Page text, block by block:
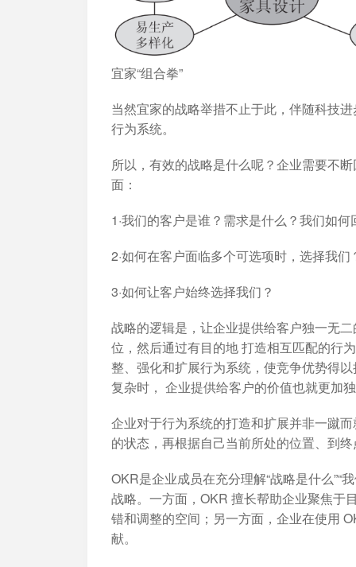
宜家“组合拳”
当然宜家的战略举措不止于此，伴随科技
行为系统。
所以， 有效的战略是什么呢？企业需要不
面：
1·我们的客户是谁？需求是什么？我们如
2·如何在客户面临多个可选项时，选择我们
3·如何让客户始终选择我们？
战略的逻辑是 ，让企业提供给客户独一无
位，然后通过有目的地 打造相互匹配的行
整、强化和扩展行为系统，使竞争优势得
复杂时， 企业提供给客户的价值也就更加
企业对于行为系统的打造和扩展并非一蹴
的状态，再根据自己当前所处的位置、到
OKR是企业成员在充分理解“战略是什么”“
战略。一方面，OKR 擅长帮助企业聚焦于
错和调整的空间；另一方面，企业在使用
献。